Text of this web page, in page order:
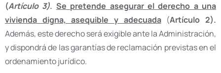
(Artículo 3). Se pretende asegurar el derecho a una
vivienda digna, asequible y adecuada(Artículo 2).
Además, este derecho será exigible ante la Administración,
y dispondrá de las garantías de reclamación previstas en el
ordenamiento jurídico.